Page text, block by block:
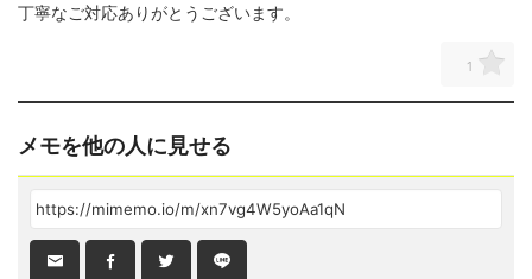
丁寧なご対応ありがとうございます。
1
メモを他の人に見せる